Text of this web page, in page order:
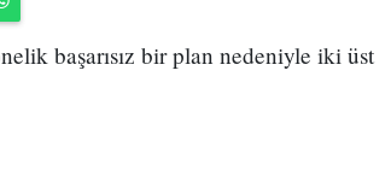
başarısız bir plan nedeniyle iki üst